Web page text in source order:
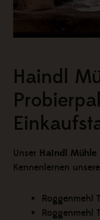
Haindl
Unser Haindl Mühle
Kennenlernen
Roggenmehl
Roggenmehl